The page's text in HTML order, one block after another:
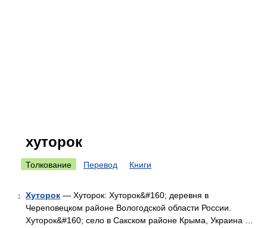
хуторок
Толкование Перевод Книги
1 Хуторок — Хуторок: Хуторок&#160; деревня в
Череповецком районе Вологодской области России.
Хуторок&#160; село в Сакском районе Крыма, Украина …